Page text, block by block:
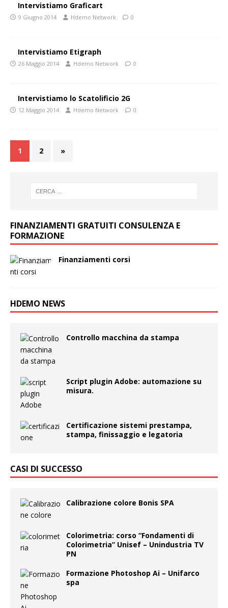
Intervistiamo Graficart
9 Giugno 2014 Hdemo Network 0
Intervistiamo Etigraph
26 Maggio 2014 Hdemo Network 0
Intervistiamo lo Scatolificio 2G
12 Maggio 2014 Hdemo Network 0
1 2 »
FINANZIAMENTI GRATUITI CONSULENZA E
FORMAZIONE
Finanziamenti corsi
HDEMO NEWS
Controllo macchina da stampa
Script plugin Adobe: automazione su
misura.
Certificazione sistemi prestampa,
stampa, finissaggio e legatoria
CASI DI SUCCESSO
Calibrazione colore Bonis SPA
Colorimetria: corso “Fondamenti di
Colorimetria” Unisef – Unindustria TV
PN
Formazione Photoshop Ai – Unifarco
spa